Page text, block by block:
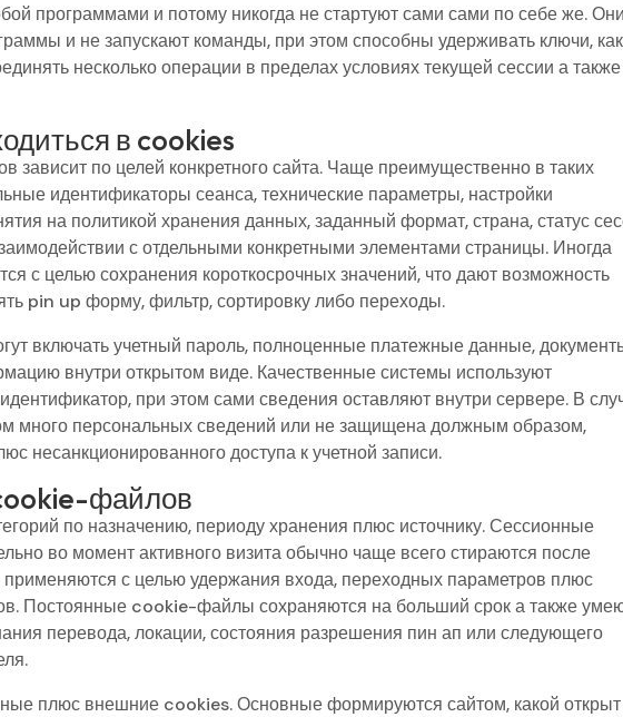
программами и потому никогда не стартуют сами сами по себе же.
и не запускают команды, при этом способны удерживать ключи,
несколько операции в пределах условиях текущей сессии а также
в cookies
по целей конкретного сайта. Чаще преимущественно в таких
идентификаторы сеанса, технические параметры, настройки
на политикой хранения данных, заданный формат, страна, статус
с отдельными конкретными элементами страницы. Иногда
с целью сохранения короткосрочных значений, что дают возможность
pin up форму, фильтр, сортировку либо переходы.
включать учетный пароль, полноценные платежные данные,
внутри открытом виде. Качественные системы используют
при этом сами сведения оставляют внутри сервере. В
много персональных сведений или не защищена должным образом,
несанкционированного доступа к учетной записи.
файлов
по назначению, периоду хранения плюс источнику. Сессионные
во момент активного визита обычно чаще всего стираются после
с целью удержания входа, переходных параметров плюс
Постоянные cookie-файлы сохраняются на больший срок а также
перевода, локации, состояния разрешения пин ап или следующего
плюс внешние cookies. Основные формируются сайтом, какой